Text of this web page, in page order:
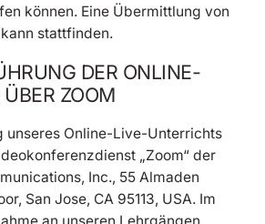
können. Eine Übermittlung von
stattfinden.
DER ONLINE-
ZOOM
unseres Online-Live-Unterrichts
„Zoom“ der
Inc., 55 Almaden
San Jose, CA 95113, USA. Im